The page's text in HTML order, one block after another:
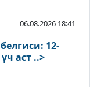
06.08.2026 18:41
12-
аст ..>